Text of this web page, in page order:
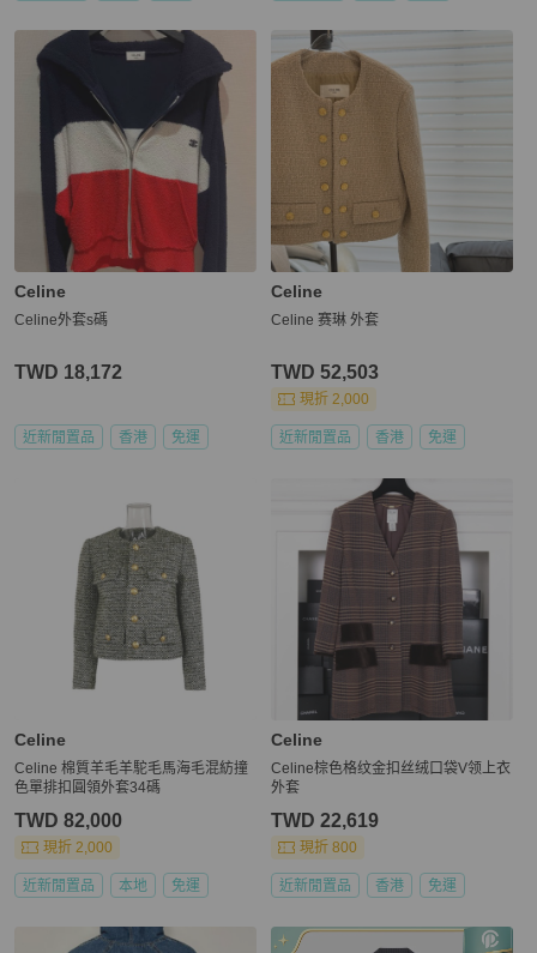
Celine
Celine外套s碼
TWD 18,172
近新閒置品 香港 免運
Celine
Celine 赛琳 外套
TWD 52,503
現折 2,000
近新閒置品 香港 免運
Celine
Celine 棉質羊毛羊駝毛馬海毛混紡撞
色單排扣圓領外套34碼
TWD 82,000
現折 2,000
近新閒置品 本地 免運
Celine
Celine棕色格纹金扣丝绒口袋V领上衣
外套
TWD 22,619
現折 800
近新閒置品 香港 免運